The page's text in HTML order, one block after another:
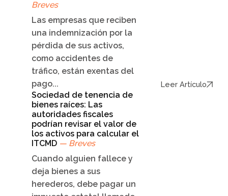
Breves
Las empresas que reciben
una indemnización por la
pérdida de sus activos,
como accidentes de
tráfico, están exentas del
pago...
Leer Artículo
Sociedad de tenencia de
bienes raíces: Las
autoridades fiscales
podrían revisar el valor de
los activos para calcular el
ITCMD — Breves
Cuando alguien fallece y
deja bienes a sus
herederos, debe pagar un